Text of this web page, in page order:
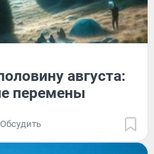
августа:
перемены
Обсудить